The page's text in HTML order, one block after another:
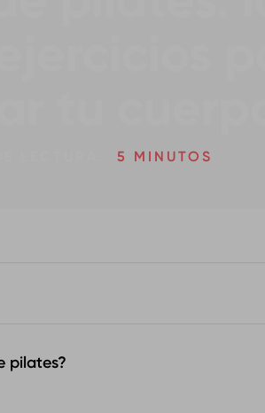
5 MINUTOS
pilates?